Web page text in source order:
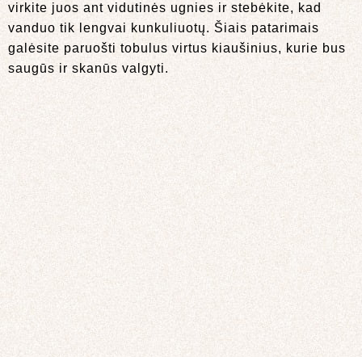
virkite juos ant vidutinės ugnies ir stebėkite, kad
vanduo tik lengvai kunkuliuotų. Šiais patarimais
galėsite paruošti tobulus virtus kiaušinius, kurie bus
saugūs ir skanūs valgyti.